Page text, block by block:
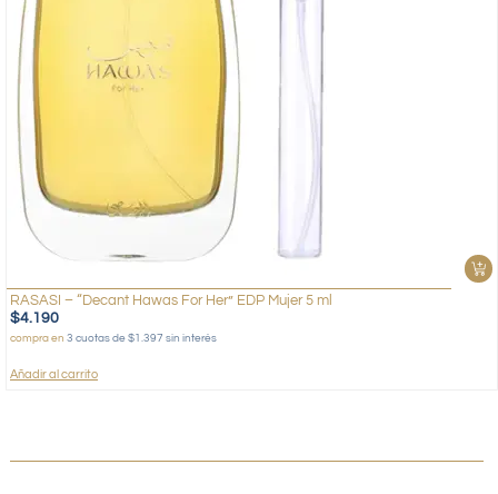
RASASI – “Decant Hawas For Her” EDP Mujer 5 ml
$4.190
compra en 3 cuotas de $1.397 sin interés
Añadir al carrito